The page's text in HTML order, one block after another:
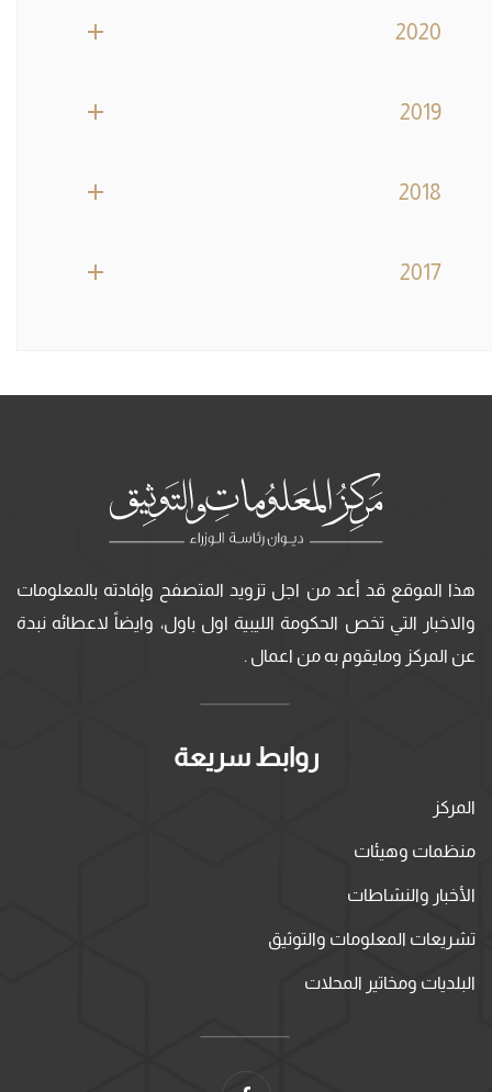
2020
2019
2018
2017
هذا الموقع قد أعد من اجل تزويد المتصفح وإفادته بالمعلومات
والاخبار التي تخص الحكومة الليبية اول باول، وايضاً لاعطائه نبدة
عن المركز ومايقوم به من اعمال .
روابط سريعة
المركز
منظمات وهيئات
الأخبار والنشاطات
تشريعات المعلومات والتوثيق
البلديات ومخاتير المحلات